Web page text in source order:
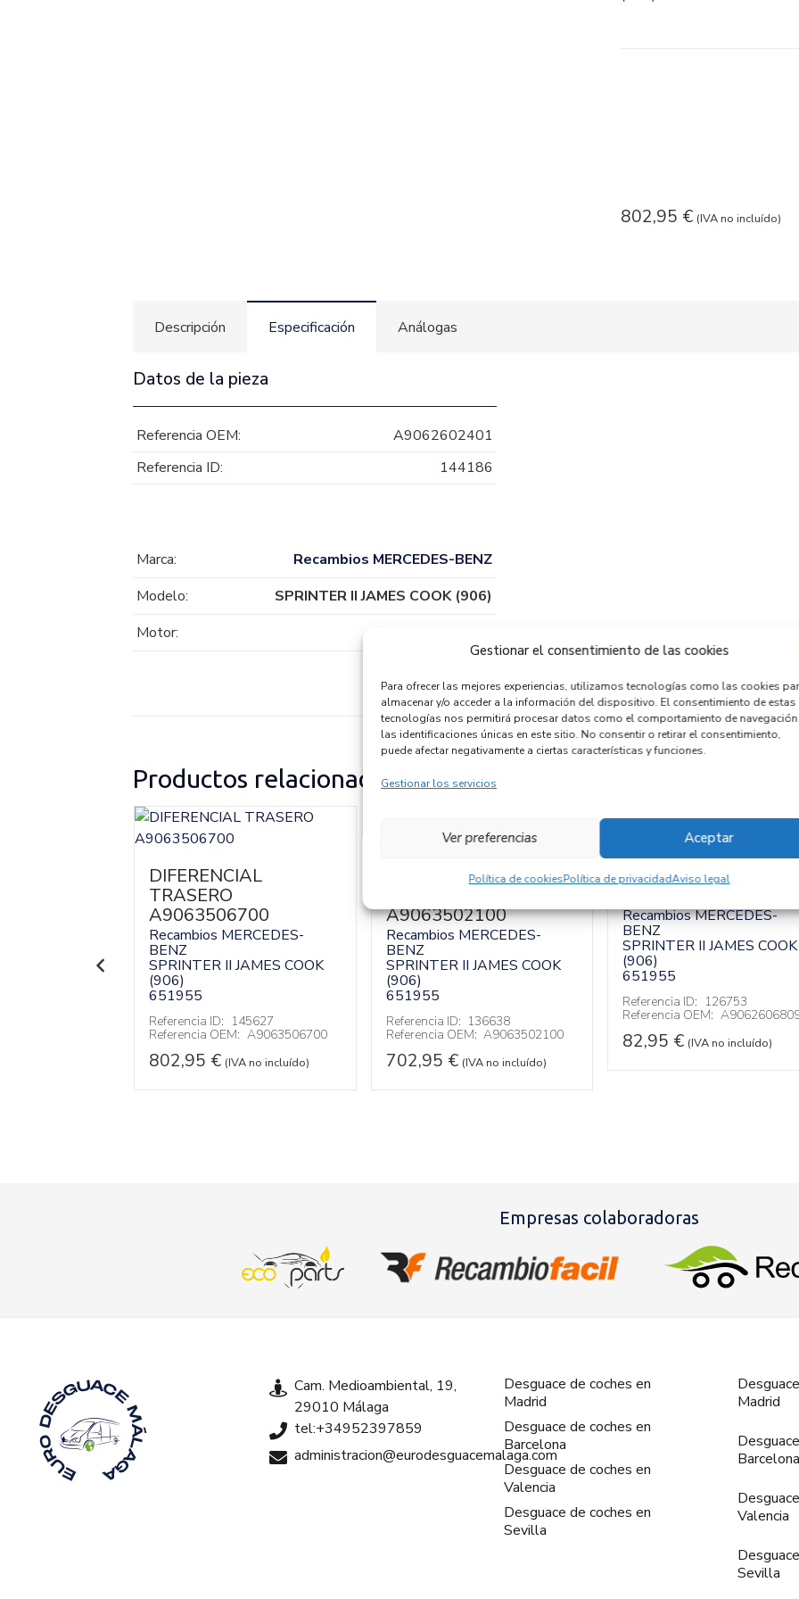
Gestionar el consentimiento de las cookies
Para ofrecer las mejores experiencias, utilizamos tecnologías como las cookies
almacenar y/o acceder a la información del dispositivo. El consentimiento de estas
tecnologías nos permitirá procesar datos como el comportamiento de
las identificaciones únicas en este sitio. No consentir o retirar el consentimiento,
puede afectar negativamente a ciertas características y funciones.
Gestionar los servicios
Aceptar
Ver preferencias
Política de cookiesPolítica de privacidadAviso legal
802,95 € (IVA no incluído)
Descripción Especificación Análogas
Datos de la pieza
Referencia OEM:
A9062602401
Referencia ID:
144186
Marca:
Recambios MERCEDES-BENZ
Modelo:
SPRINTER II JAMES COOK (906)
Motor:
Productos relacionados
DIFERENCIAL
TRASERO
A9063506700
Recambios MERCEDES-
BENZ
SPRINTER II JAMES COOK
(906)
651955
Referencia ID: 145627
Referencia OEM: A9063506700
802,95 € (IVA no incluído)
DIFERENCIAL
A9063502100
Recambios MERCEDES-
BENZ
SPRINTER II JAMES COOK
(906)
651955
Referencia ID: 136638
Referencia OEM: A9063502100
702,95 € (IVA no incluído)
PALANCA CAMBIO
Recambios MERCEDES-
BENZ
SPRINTER II JAMES COOK
(906)
651955
Referencia ID: 126753
Referencia OEM:
82,95 € (IVA no incluído)
Empresas colaboradoras
Cam. Medioambiental, 19,
29010 Málaga
tel:+34952397859
administracion@eurodesguacemalaga.com
Desguace de coches en
Madrid
Desguace de coches en
Barcelona
Desguace de coches en
Valencia
Desguace de coches en
Sevilla
Madrid
Barcelona
Valencia
Sevilla